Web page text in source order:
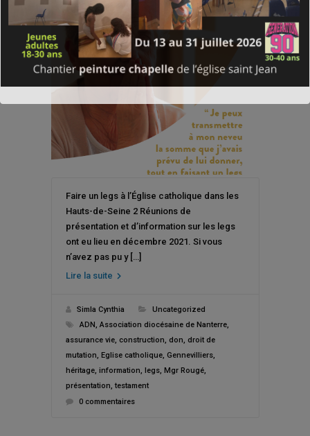
Faire un legs à l’Église catholique dans les
Hauts-de-Seine 2 Réunions de
présentation et d’information sur les legs
ont eu lieu en décembre 2021. Si vous
n’avez pas pu y […]
Lire la suite
Simla Cynthia
Uncategorized
ADN, Association diocésaine de Nanterre,
assurance vie, construction, don, droit de
mutation, Eglise catholique, Gennevilliers,
héritage, information, legs, Mgr Rougé,
présentation, testament
0 commentaires